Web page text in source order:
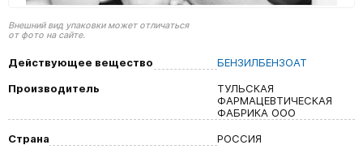
Внешний вид упаковки может отличаться
от фото на сайте.
Действующее вещество
БЕНЗИЛБЕНЗОАТ
Производитель
ТУЛЬСКАЯ
ФАРМАЦЕВТИЧЕСКАЯ
ФАБРИКА ООО
Страна
РОССИЯ